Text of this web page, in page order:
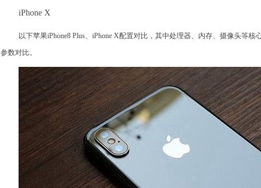
iPhone X
以下苹果iPhone8 Plus、iPhone X配置对比，其中处理器、内存、摄像头等
参数对比。